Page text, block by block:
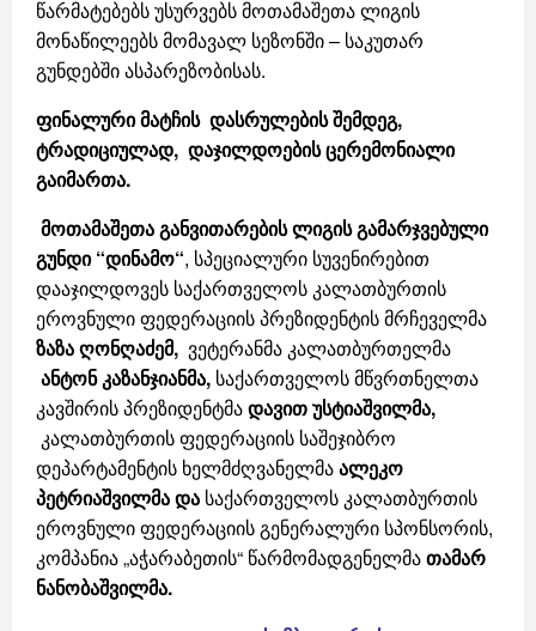
წარმატებებს უსურვებს მოთამაშეთა ლიგის
მონაწილეებს მომავალ სეზონში – საკუთარ
გუნდებში ასპარეზობისას.
ფინალური მატჩის დასრულებისშემდეგ,
ტრადიციულად, დაჯილდოებისცერემონიალი
გაიმართა.
მოთამაშეთაგანვითარებისლიგისგამარჯვებული
გუნდი “დინამო“, სპეციალური სუვენირებით
დააჯილდოვეს საქართველოს კალათბურთის
ეროვნული ფედერაციის პრეზიდენტის მრჩეველმა
ზაზა ღონღაძემ, ვეტერანმა კალათბურთელმა
ანტონ კაზანჯიანმა, საქართველოს მწვრთნელთა
კავშირის პრეზიდენტმადავით უსტიაშვილმა,
კალათბურთის ფედერაციის საშეჯიბრო
დეპარტამენტის ხელმძღვანელმაალეკო
პეტრიაშვილმა და საქართველოს კალათბურთის
ეროვნული ფედერაციის გენერალური სპონსორის,
კომპანია „აჭარაბეთის“ წარმომადგენელმათამარ
ნანობაშვილმა.